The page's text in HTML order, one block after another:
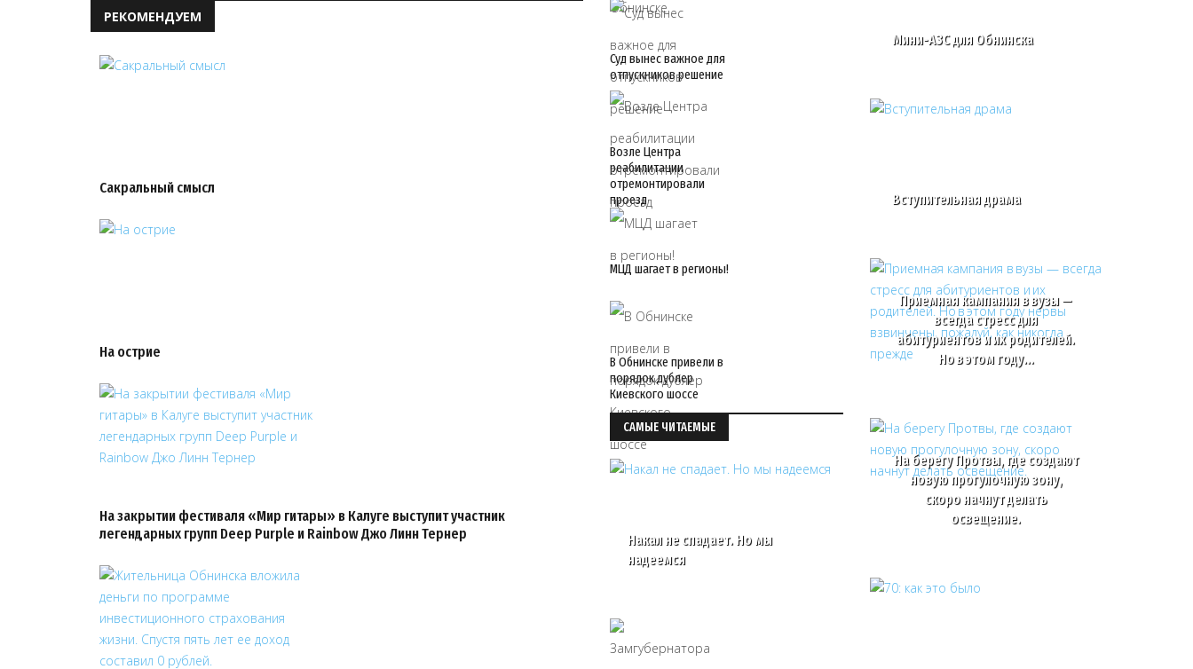
РЕКОМЕНДУЕМ
Сакральный смысл
На острие
На закрытии фестиваля «Мир гитары» в Калуге выступит участник
легендарных групп Deep Purple и Rainbow Джо Линн Тернер
Суд вынес важное для
отпускников решение
Возле Центра
реабилитации
отремонтировали
проезд
МЦД шагает в регионы!
В Обнинске привели в
порядок дублер
Киевского шоссе
САМЫЕ ЧИТАЕМЫЕ
Накал не спадает. Но мы
надеемся
Мини-АЗС для Обнинска
Вступительная драма
Приемная кампания в вузы —
всегда стресс для
абитуриентов и их родителей.
Но в этом году…
На берегу Протвы, где создают
новую прогулочную зону,
скоро начнут делать
освещение.